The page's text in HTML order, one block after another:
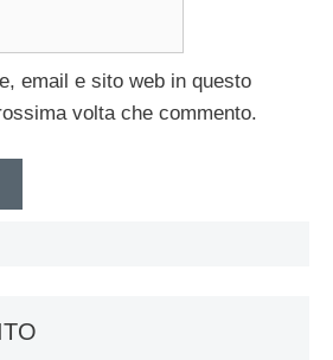
email e sito web in questo
volta che commento.